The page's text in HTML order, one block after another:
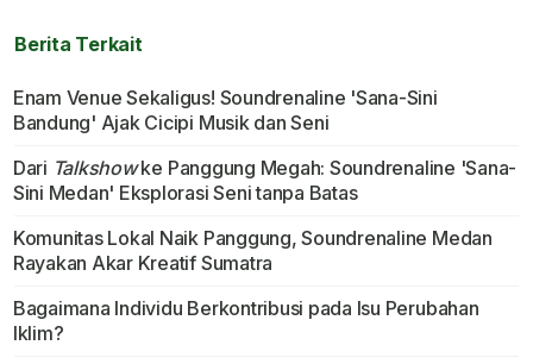
Berita Terkait
Enam Venue Sekaligus! Soundrenaline 'Sana-Sini
Bandung' Ajak Cicipi Musik dan Seni
Dari Talkshowke Panggung Megah: Soundrenaline 'Sana-
Sini Medan' Eksplorasi Seni tanpa Batas
Komunitas Lokal Naik Panggung, Soundrenaline Medan
Rayakan Akar Kreatif Sumatra
Bagaimana Individu Berkontribusi pada Isu Perubahan
Iklim?